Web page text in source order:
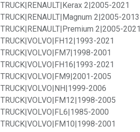
TRUCK|RENAULT|Kerax 2|2005-2021
TRUCK|RENAULT|Magnum 2|2005-2013
TRUCK|RENAULT|Premium 2|2005-2021
TRUCK|VOLVO|FH12|1993-2021
TRUCK|VOLVO|FM7|1998-2001
TRUCK|VOLVO|FH16|1993-2021
TRUCK|VOLVO|FM9|2001-2005
TRUCK|VOLVO|NH|1999-2006
TRUCK|VOLVO|FM12|1998-2005
TRUCK|VOLVO|FL6|1985-2000
TRUCK|VOLVO|FM10|1998-2001